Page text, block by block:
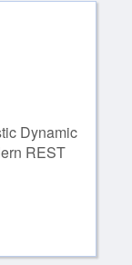
Dynamic
REST